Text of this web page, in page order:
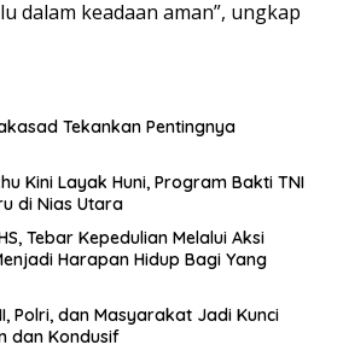
dalam keadaan aman”, ungkap
Tekankan Pentingnya
Kini Layak Huni, Program Bakti TNI
di Nias Utara
Tebar Kepedulian Melalui Aksi
Harapan Hidup Bagi Yang
Polri, dan Masyarakat Jadi Kunci
dan Kondusif